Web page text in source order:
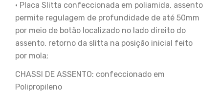
• Placa Slitta confeccionada em poliamida, assento
permite regulagem de profundidade de até 50mm
por meio de botão localizado no lado direito do
assento, retorno da slitta na posição inicial feito
por mola;
CHASSI DE ASSENTO: confeccionado em
Polipropileno